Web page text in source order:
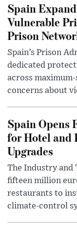
Spain
Vulnerable
Prison
Spain’s Prison
dedicated
across
concerns about
Spain Opens
for Hotel and
Upgrades
The Industry and
fifteen million
restaurants to
climate-control